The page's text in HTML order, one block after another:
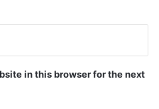
in this browser for the next